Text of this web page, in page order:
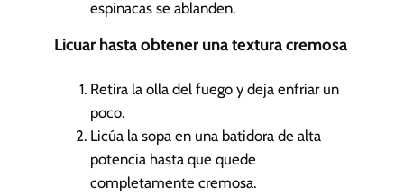
espinacas se ablanden.
Licuar hasta obtener una textura cremosa
Retira la olla del fuego y deja enfriar un
poco.
Licúa la sopa en una batidora de alta
potencia hasta que quede
completamente cremosa.